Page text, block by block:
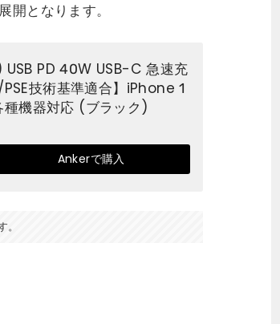
開となります。
PD 40W USB-C 急速充
技術基準適合】iPhone 1
機器対応 (ブラック)
Ankerで購入